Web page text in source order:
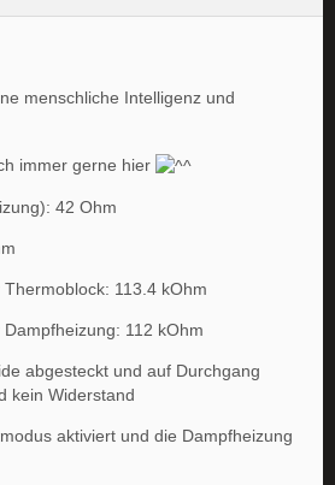
menschliche Intelligenz und
immer gerne hier
42 Ohm
113.4 kOhm
112 kOhm
abgesteckt und auf Durchgang
kein Widerstand
aktiviert und die Dampfheizung